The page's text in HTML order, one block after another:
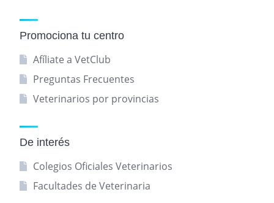
Promociona tu centro
Afíliate a VetClub
Preguntas Frecuentes
Veterinarios por provincias
De interés
Colegios Oficiales Veterinarios
Facultades de Veterinaria